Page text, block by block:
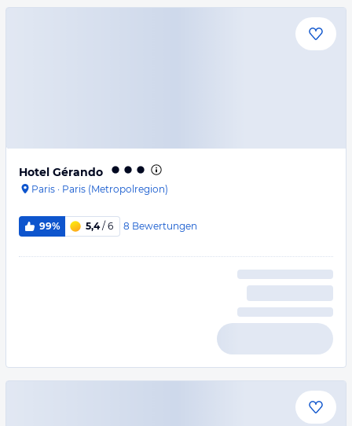
Hotel Gérando
Paris · Paris (Metropolregion)
99% 5,4/ 6 8 Bewertungen